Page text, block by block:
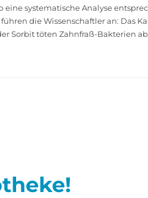
systematische Analyse
die Wissenschaftler an: Das
Sorbit töten Zahnfraß-Bakterien